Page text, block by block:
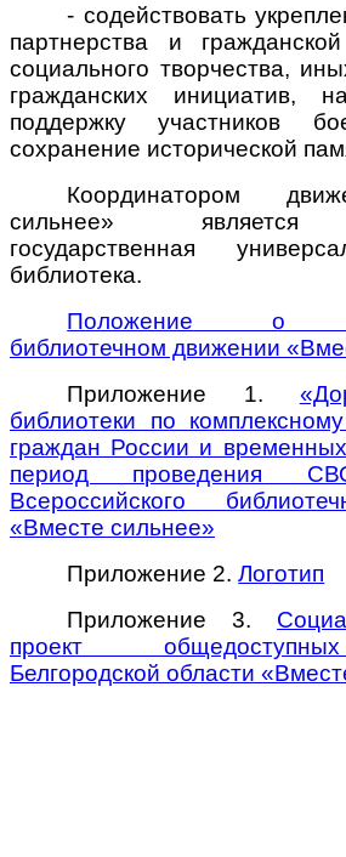
- содействовать
партнерства и
социального творчества,
гражданских инициатив,
поддержку участников
сохранение исторической
Координатором
сильнее» является
государственная
библиотека.
Положение о
библиотечном движении
Приложение 1.
библиотеки по
граждан России и
период проведения
Всероссийского
«Вместе сильнее»
Приложение 2.Логотип
Приложение 3.
проект
Белгородской области